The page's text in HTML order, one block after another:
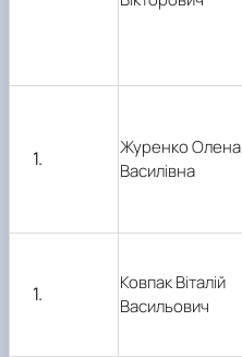
Журенко Олена
Василівна
Ковпак Віталій
Васильович